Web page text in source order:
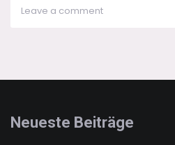
Leave a commenton
Neueste Beiträge